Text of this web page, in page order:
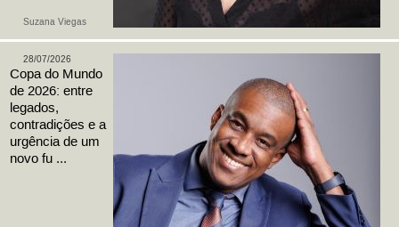
Suzana Viegas
28/07/2026
Copa do Mundo
de 2026: entre
legados,
contradições e a
urgência de um
novo fu ...